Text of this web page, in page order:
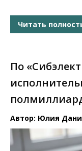
Читать
По
Автор: Юлия